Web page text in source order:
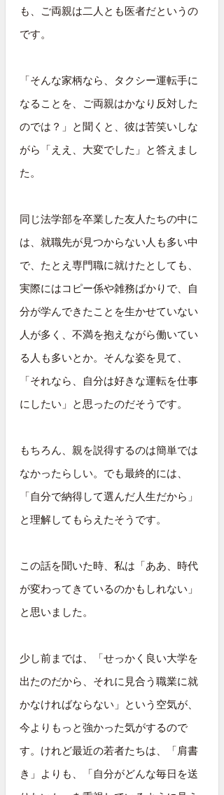
も、ご両親は二人とも医者だというの
です。
「そんな家柄なら、タクシー運転手に
なることを、ご両親はかなり反対した
のでは？」と聞くと、彼は苦笑いしな
がら「ええ、大変でした」と答えまし
た。
同じ法学部を卒業した友人たちの中に
は、就職先が見つからない人も多い中
で、たとえ専門職に就けたとしても、
実際にはコピー係や雑務ばかりで、自
分が学んできたことを生かせていない
人が多く、不満を抱えながら働いてい
る人も多いとか。そんな姿を見て、
「それなら、自分は好きな運転を仕事
にしたい」と思ったのだそうです。
もちろん、親を説得するのは簡単では
なかったらしい。でも最終的には、
「自分で納得して選んだ人生だから」
と理解してもらえたそうです。
この話を聞いた時、私は「ああ、時代
が変わってきているのかもしれない」
と思いました。
少し前までは、「せっかく良い大学を
出たのだから、それに見合う職業に就
かなければならない」という空気が、
今よりもっと強かった気がするので
す。けれど最近の若者たちは、「肩書
き」よりも、「自分がどんな毎日を送